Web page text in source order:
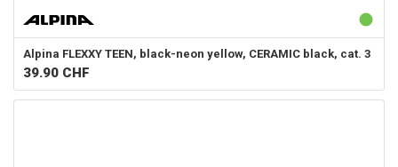
Alpina FLEXXY TEEN, black-neon yellow, CERAMIC black, cat. 3
39.90 CHF